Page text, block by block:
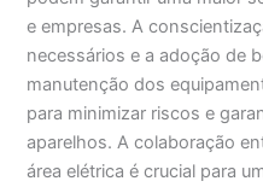
e empresas. A
necessários e a adoção de
manutenção dos
para minimizar riscos e
aparelhos. A colaboração
área elétrica é crucial para